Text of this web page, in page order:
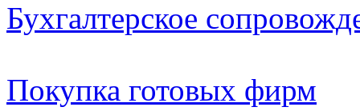
Бухгалтерское
Покупка готовых фирм